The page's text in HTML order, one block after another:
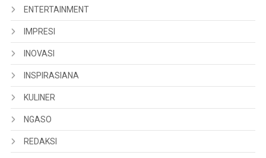
ENTERTAINMENT
IMPRESI
INOVASI
INSPIRASIANA
KULINER
NGASO
REDAKSI